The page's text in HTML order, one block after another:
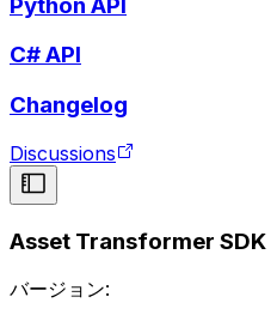
C# API
Changelog
Discussions
Asset Transformer SDK
バージョン: